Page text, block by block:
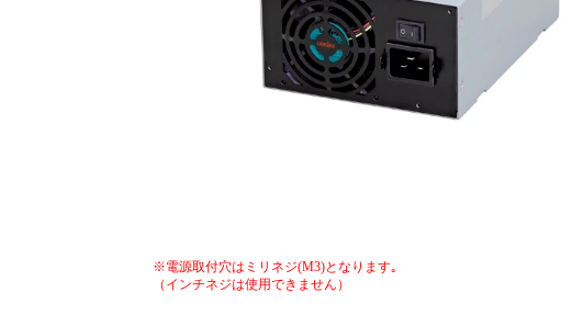
※電源取付穴はミリネジ(M3)となります｡
（インチネジは使用できません）